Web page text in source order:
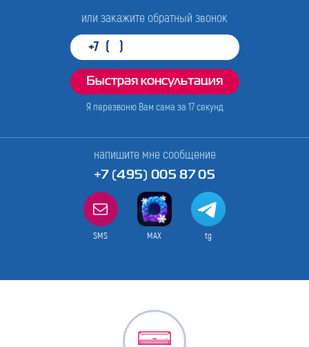
или закажите обратный звонок
Я перезвоню Вам сама за 17секунд
напишите мне сообщение
+7 (495) 005 87 05
SMS MAX tg